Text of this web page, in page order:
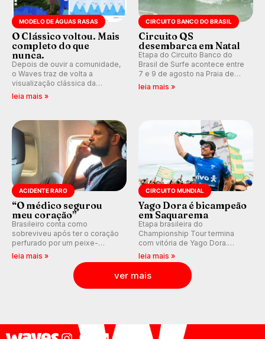
MODELO DE ÁGUAS RASAS
O Clássico voltou. Mais
completo do que
nunca.
Depois de ouvir a comunidade,
o Waves traz de volta a
visualização clássica da
previsão de águas rasas,
ondas para até 16 dias.
leia mais »
CIRCUITO BANCO DO BRASIL
Circuito QS
desembarca em Natal
Etapa do Circuito Banco do
Brasil de Surfe acontece entre
7 e 9 de agosto na Praia de
Miami (RN), em disputas
leia mais »
ACIDENTE RARO
“O médico segurou
meu coração”
Brasileiro conta como
sobreviveu após ter o coração
perfurado por um peixe-
agulha enquanto surfava na
leia mais »
CIRCUITO MUNDIAL
Yago Dora é bicampeão
em Saquarema
Etapa brasileira do
Championship Tour termina
com vitória de Yago Dora.
Sawyer Lindblad vence entre
as mulheres e Leonardo
Fioravanti assume liderança do
ranking mundial da WSL, na
etapa de Saquarema.
leia mais »
ver mais